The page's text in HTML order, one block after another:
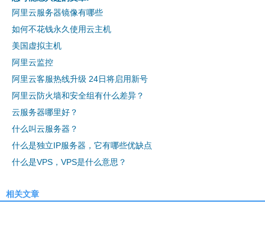
阿里云服务器镜像有哪些
如何不花钱永久使用云主机
美国虚拟主机
阿里云监控
阿里云客服热线升级 24日将启用新号
阿里云防火墙和安全组有什么差异？
云服务器哪里好？
什么叫云服务器？
什么是独立IP服务器，它有哪些优缺点
什么是VPS，VPS是什么意思？
相关文章